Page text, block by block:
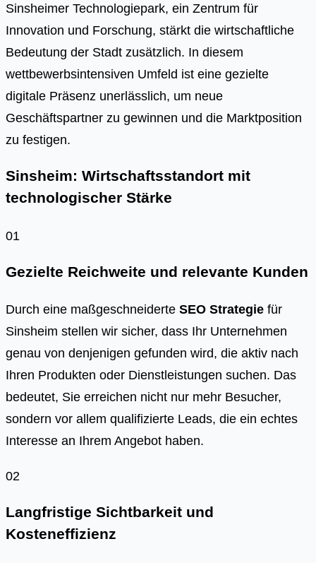
Sinsheimer Technologiepark, ein Zentrum für
Innovation und Forschung, stärkt die wirtschaftliche
Bedeutung der Stadt zusätzlich. In diesem
wettbewerbsintensiven Umfeld ist eine gezielte
digitale Präsenz unerlässlich, um neue
Geschäftspartner zu gewinnen und die Marktposition
zu festigen.
Sinsheim: Wirtschaftsstandort mit
technologischer Stärke
01
Gezielte Reichweite und relevante Kunden
Durch eine maßgeschneiderte SEO Strategie für
Sinsheim stellen wir sicher, dass Ihr Unternehmen
genau von denjenigen gefunden wird, die aktiv nach
Ihren Produkten oder Dienstleistungen suchen. Das
bedeutet, Sie erreichen nicht nur mehr Besucher,
sondern vor allem qualifizierte Leads, die ein echtes
Interesse an Ihrem Angebot haben.
02
Langfristige Sichtbarkeit und
Kosteneffizienz